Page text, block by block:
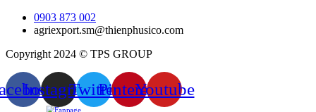
0903 873 002
agriexport.sm@thienphusico.com
Copyright 2024 © TPS GROUP
InstagramTwitterPinterestYoutube